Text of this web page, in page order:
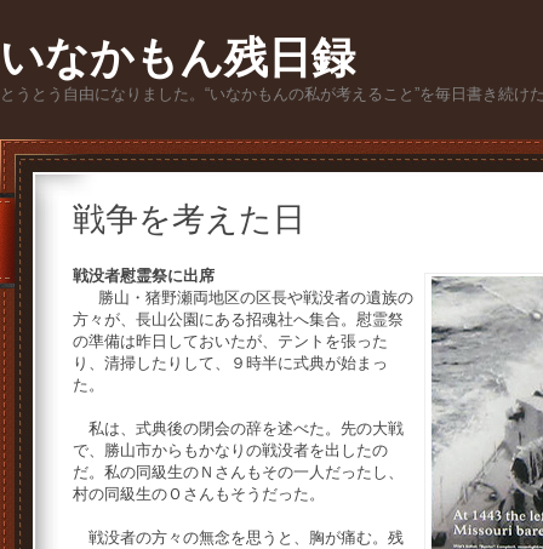
いなかもん残日録
とうとう自由になりました。“いなかもんの私が考えること”を毎日書き続け
戦争を考えた日
戦没者慰霊祭に出席
勝山・猪野瀬両地区の区長や戦没者の遺族の
方々が、長山公園にある招魂社へ集合。慰霊祭
の準備は昨日しておいたが、テントを張った
り、清掃したりして、９時半に式典が始まっ
た。
私は、式典後の閉会の辞を述べた。先の大戦
で、勝山市からもかなりの戦没者を出したの
だ。私の同級生のＮさんもその一人だったし、
村の同級生のＯさんもそうだった。
戦没者の方々の無念を思うと、胸が痛む。残